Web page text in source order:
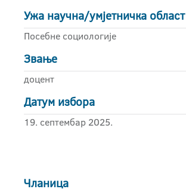
Ужа научна/умјетничка област
Посебне социологије
Звање
доцент
Датум избора
19. септембар 2025.
Чланица